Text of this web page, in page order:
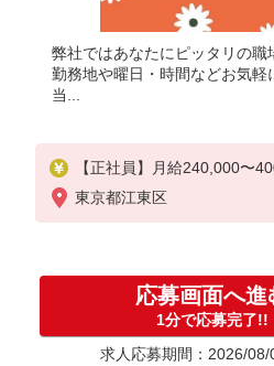
弊社ではあなたにピッタリの職
勤務地や曜日・時間などお気軽
当...
【正社員】月給240,000〜
・基本給：200,000円〜
・資格手当：10,000〜30,000
有資格により変動）
・固定残業手当：20,000円
※固定残業時間を超過する
して別途支給
・夜勤手当：10,000円/1回
東京都江東区
応募画面へ進
1分で応募完了!!
求人応募期間：2026/